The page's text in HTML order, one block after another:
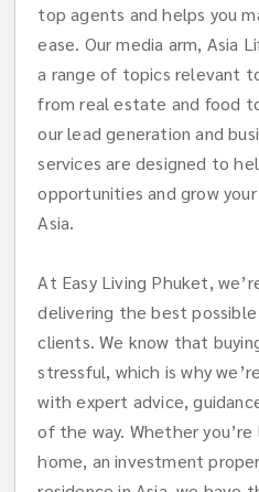
top agents and helps you
ease. Our media arm, Asia
a range of topics relevant
from real estate and food
our lead generation and
services are designed to
opportunities and grow
Asia.
At Easy Living Phuket,
delivering the best
clients. We know that
stressful, which is why
with expert advice,
of the way. Whether
home, an investment